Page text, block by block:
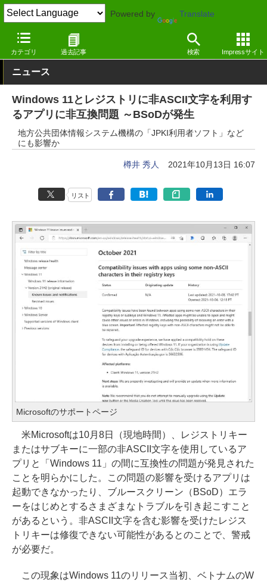
Powered by Translate
カテゴリ 過去記事 検索 Impressサイト
窓の杜 システム・ファイル Windows
ニュース
Windows 11とレジストリに非ASCII文字を利用す
るアプリに非互換問題 ～BSoDが発生
地方公共団体情報システム機構の「JPKI利用者ソフト」など
にも影響か
樽井 秀人 2021年10月13日 16:07
リスト
Microsoftのサポートページ
米Microsoftは10月8日（現地時間）、レジストリキー
またはサブキーに一部の非ASCII文字を使用しているア
プリと「Windows 11」の間に互換性の問題が発見された
ことを明らかにした。この問題の影響を受けるアプリは
起動できなかったり、ブルースクリーン（BSoD）エラ
ーをはじめとするさまざまなトラブルを引き起こすこと
があるという。非ASCII文字を含む影響を受けたレジス
トリキーは修復できない可能性があるとのことで、警戒
が必要だ。
この現象はWindows 11のリリース当初、ベトナムのW